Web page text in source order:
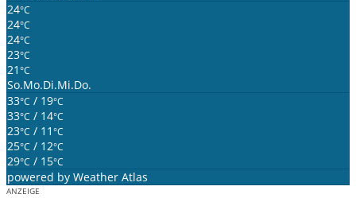
24°C
24°C
24°C
23°C
21 °C
So.Mo.Di.Mi.Do.
33°C / 19°C
33°C / 14°C
23°C / 11 °C
25°C / 12°C
29°C / 15°C
powered by Weather Atlas
ANZEIGE